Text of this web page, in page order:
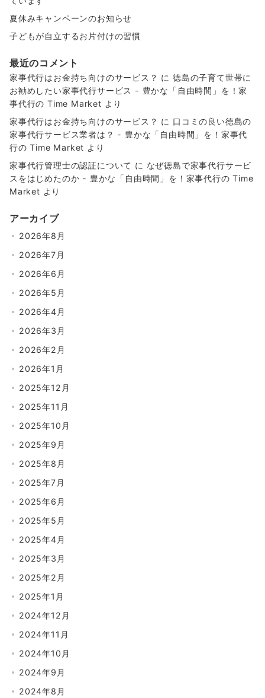
夏休みキャンペーンのお知らせ
子どもが自立するお片付けの習慣
最近のコメント
家事代行はお金持ち向けのサービス？ に徳島の子育て世帯に
お勧めしたい家事代行サービス - 豊かな「自由時間」を！家
事代行の Time Market より
家事代行はお金持ち向けのサービス？ に 口コミの良い徳島の
家事代行サービス業者は？ - 豊かな「自由時間」を！家事代
行の Time Market より
家事代行管理士の認証について に なぜ徳島で家事代行サービ
スをはじめたのか - 豊かな「自由時間」を！家事代行の Time
Market より
アーカイブ
2026年8月
2026年7月
2026年6月
2026年5月
2026年4月
2026年3月
2026年2月
2026年1月
2025年12月
2025年11月
2025年10月
2025年9月
2025年8月
2025年7月
2025年6月
2025年5月
2025年4月
2025年3月
2025年2月
2025年1月
2024年12月
2024年11月
2024年10月
2024年9月
2024年8月